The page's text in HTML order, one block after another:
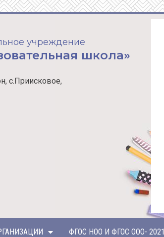
учреждение
школа»
с.Приисковое,
ФГОС НОО И ФГОС ООО- 2021